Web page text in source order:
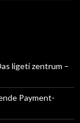
ligeti zentrum –
Payment-